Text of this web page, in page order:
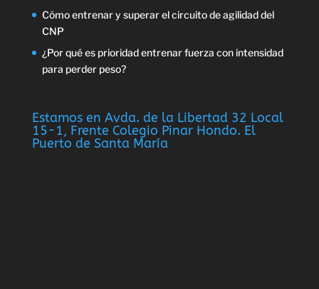
Cómo entrenar y superar el circuito de agilidad del
CNP
¿Por qué es prioridad entrenar fuerza con intensidad
para perder peso?
Estamos en Avda. de la Libertad 32 Local
15-1, Frente Colegio Pinar Hondo. El
Puerto de Santa María